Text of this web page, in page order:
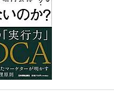
8月7日 10:00